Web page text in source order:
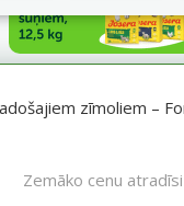
zīmoliem –
Zemāko cenu